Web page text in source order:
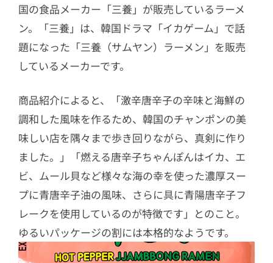
国の食品メーカー「三養」が販売しているラーメ
ン。「三養」は、韓国ドラマ「イカゲーム」で話
題になった「三養（サムヤン）ラーメン」を販売
しているメーカーです。
商品紹介によると、「激辛唐辛子の辛味と海鮮の
調和した風味を作るため、韓国のチャンポンの美
味しい店を隅々まで歩き回りながら、真剣に作り
ました。」「燃える唐辛子ちゃんぽんはイカ、エ
ビ、ムール貝など様々な海の幸を使った濃厚スー
プに青唐辛子油の風味、さらに具に青陽唐辛子フ
レークを使用しているのが特徴です」とのこと。
ゆるいパッケージの割には本格的なようです。